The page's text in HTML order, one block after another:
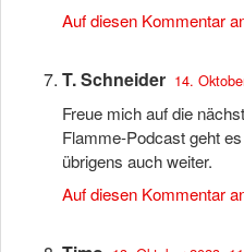
Auf diesen Kommentar
T. Schneider 14.
Freue mich auf die
Flamme-Podcast geht
übrigens auch weiter.
Auf diesen Kommentar